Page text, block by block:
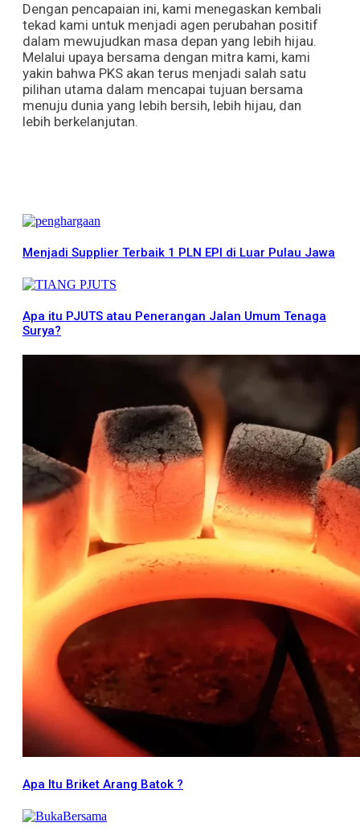
Dengan pencapaian ini, kami menegaskan kembali
tekad kami untuk menjadi agen perubahan positif
dalam mewujudkan masa depan yang lebih hijau.
Melalui upaya bersama dengan mitra kami, kami
yakin bahwa PKS akan terus menjadi salah satu
pilihan utama dalam mencapai tujuan bersama
menuju dunia yang lebih bersih, lebih hijau, dan
lebih berkelanjutan.
Menjadi Supplier Terbaik 1 PLN EPI di Luar Pulau Jawa
Apa itu PJUTS atau Penerangan Jalan Umum Tenaga
Surya?
Apa Itu Briket Arang Batok ?